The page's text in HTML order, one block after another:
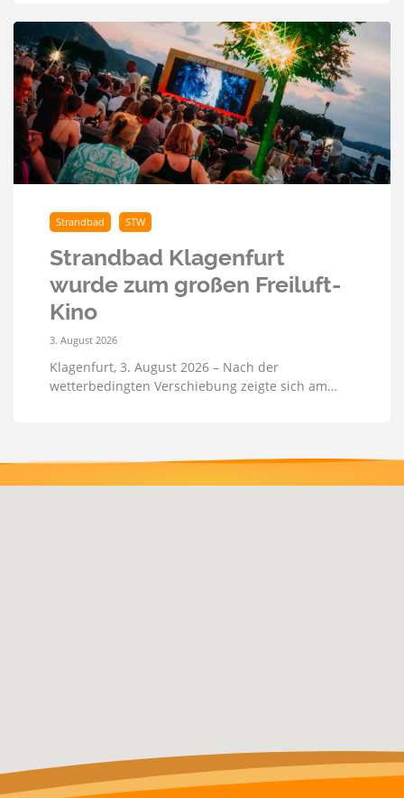
Strandbad STW
Strandbad Klagenfurt
wurde zum großen Freiluft-
Kino
3. August 2026
Klagenfurt, 3. August 2026 – Nach der
wetterbedingten Verschiebung zeigte sich am…